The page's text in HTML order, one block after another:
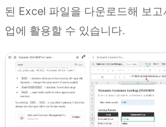
된 Excel 파일을 다운로드해 보
업에 활용할 수 있습니다.